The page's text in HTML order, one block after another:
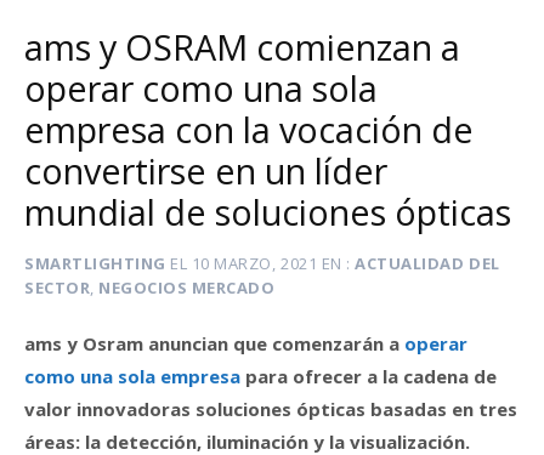
ams y OSRAM comienzan a
operar como una sola
empresa con la vocación de
convertirse en un líder
mundial de soluciones ópticas
SMARTLIGHTING EL 10 MARZO, 2021 EN
ACTUALIDAD DEL
SECTOR, NEGOCIOS MERCADO
ams y Osram anuncian que comenzarán a operar
como una sola empresa para ofrecer a la cadena de
valor innovadoras soluciones ópticas basadas en tres
áreas: la detección, iluminación y la visualización.